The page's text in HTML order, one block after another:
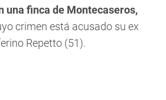
una finca de Montecaseros,
crimen está acusado su ex
Repetto (51).